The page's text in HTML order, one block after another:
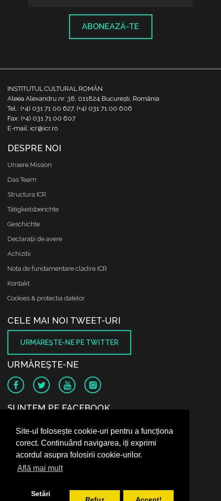
Site-ul folosește cookie-uri pentru a funcționa
corect. Continuând navigarea, iți exprimi
acordul asupra folosirii cookie-urilor.
Află mai mult
Setări
ABONEAZĂ-TE
INSTITUTUL CULTURAL ROMÂN
Aleea Alexandru nr. 38, 011824 București, România
Tel.: (+4) 031 71 00 627, (+4) 031 71 00 606
Fax: (+4) 031 71 00 607
E-mail: icr@icr.ro
DESPRE NOI
Unsere Mission
Das Team
Structura ICR
Tätigkeitsberichte
Geschichte
Declaraţii de avere
Achizitii
Nota de fundamentare cladire ICR
Kontakt
Cookies & protectia datelor
CELE MAI NOI TWEET-URI
URMĂREŞTE-NE PE TWITTER
URMĂREŞTE-NE
SUNTEM PE FACEBOOK